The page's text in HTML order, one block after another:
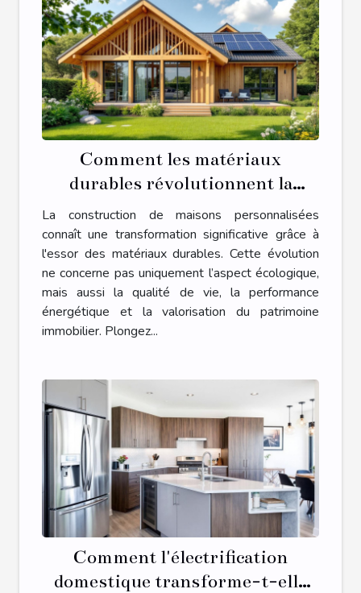
Comment les matériaux
durables révolutionnent la
construction de maisons
personnalisées ?
La construction de maisons personnalisées
connaît une transformation significative grâce à
l'essor des matériaux durables. Cette évolution
ne concerne pas uniquement l’aspect écologique,
mais aussi la qualité de vie, la performance
énergétique et la valorisation du patrimoine
immobilier. Plongez...
Comment l'électrification
domestique transforme-t-elle